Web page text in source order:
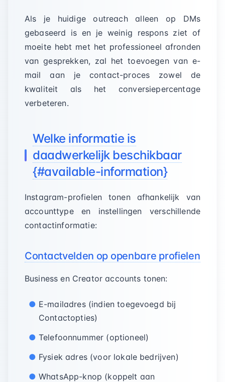
Als je huidige outreach alleen op DMs
gebaseerd is en je weinig respons ziet of
moeite hebt met het professioneel afronden
van gesprekken, zal het toevoegen van e-
mail aan je contact-proces zowel de
kwaliteit als het conversiepercentage
verbeteren.
Welke informatie is
daadwerkelijk beschikbaar
{#available-information}
Instagram-profielen tonen afhankelijk van
accounttype en instellingen verschillende
contactinformatie:
Contactvelden op openbare profielen
Business en Creator accounts tonen:
E-mailadres (indien toegevoegd bij
Contactopties)
Telefoonnummer (optioneel)
Fysiek adres (voor lokale bedrijven)
WhatsApp-knop (koppelt aan